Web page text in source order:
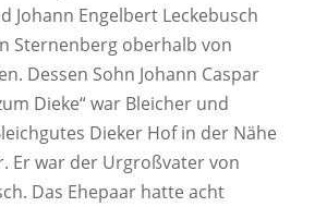
Johann Engelbert Leckebusch
Sternenberg oberhalb von
Dessen Sohn Johann Caspar
Dieke“ war Bleicher und
Dieker Hof in der Nähe
Er war der Urgroßvater von
Das Ehepaar hatte acht